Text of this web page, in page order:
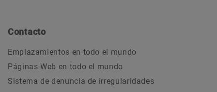
Contacto
Emplazamientos en todo el mundo
Páginas Web en todo el mundo
Sistema de denuncia de irregularidades